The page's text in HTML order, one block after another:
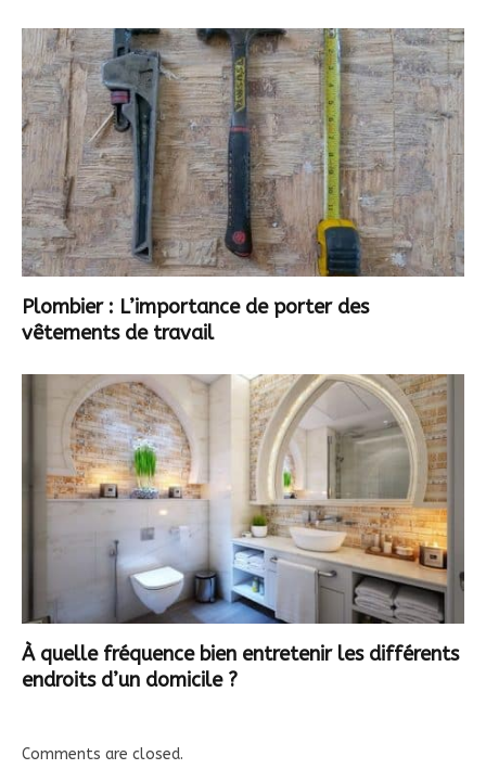
Plombier : L’importance de porter des
vêtements de travail
À quelle fréquence bien entretenir les différents
endroits d’un domicile ?
Comments are closed.